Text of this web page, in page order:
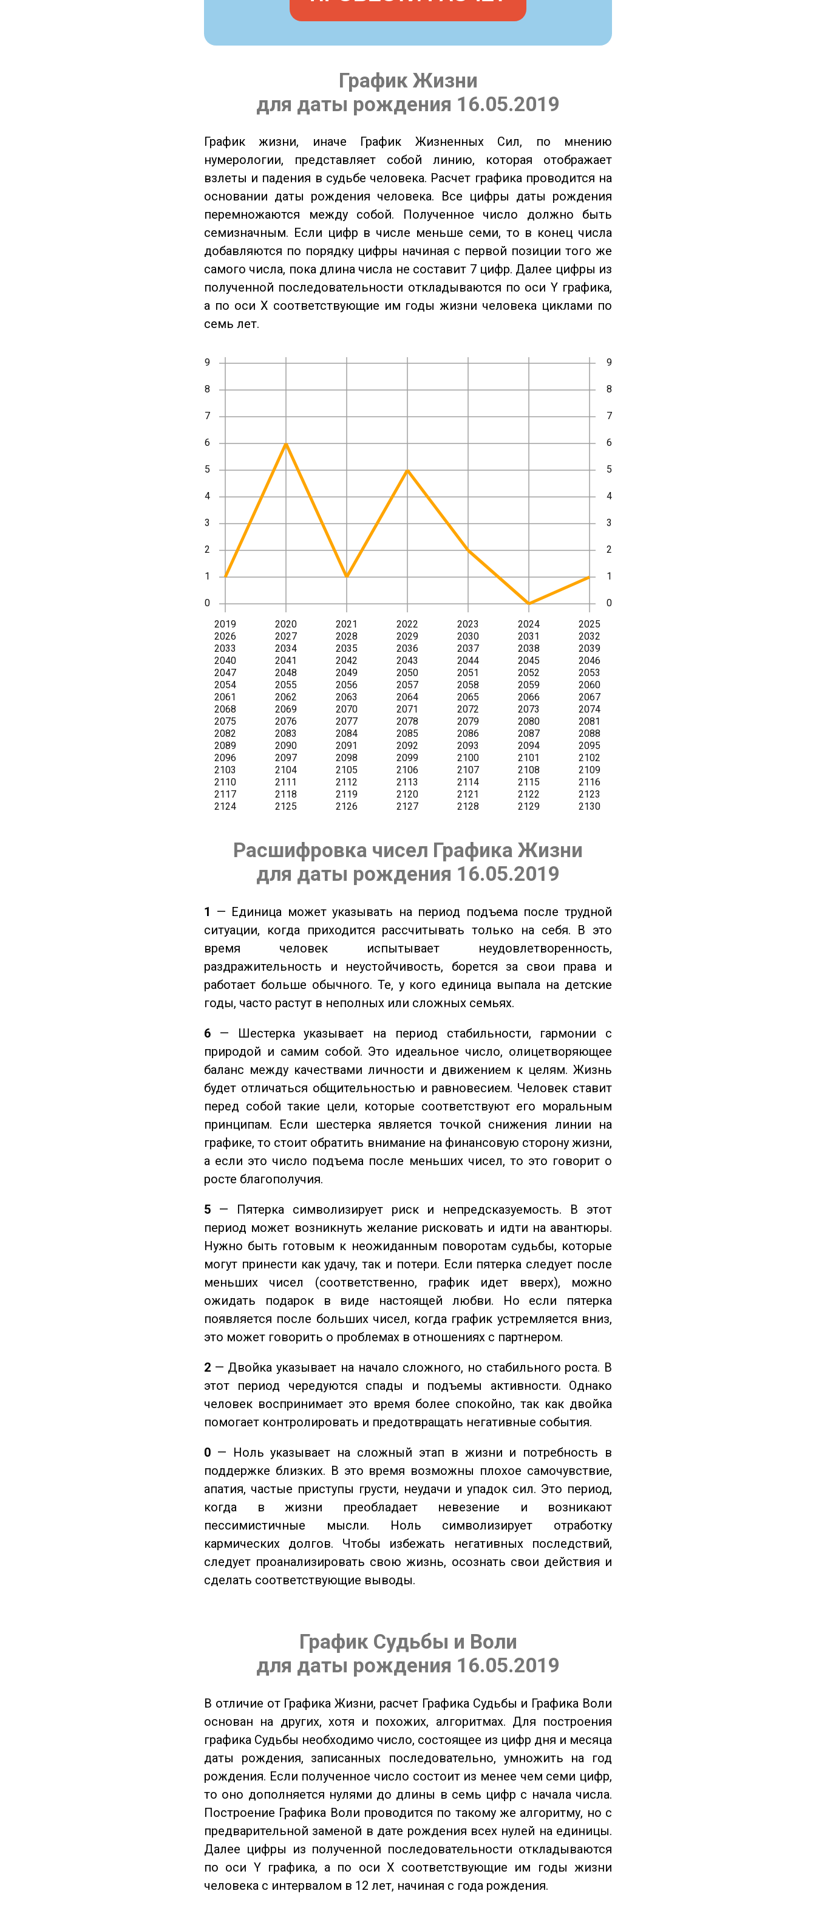
График Жизни
для даты рождения 16.05.2019
График жизни, иначе График Жизненных Сил, по мнению
нумерологии, представляет собой линию, которая отображает
взлеты и падения в судьбе человека. Расчет графика проводится на
основании даты рождения человека. Все цифры даты рождения
перемножаются между собой. Полученное число должно быть
семизначным. Если цифр в числе меньше семи, то в конец числа
добавляются по порядку цифры начиная с первой позиции того же
самого числа, пока длина числа не составит 7 цифр. Далее цифры из
полученной последовательности откладываются по оси Y графика,
а по оси X соответствующие им годы жизни человека циклами по
семь лет.
Расшифровка чисел Графика Жизни
для даты рождения 16.05.2019
1 — Единица может указывать на период подъема после трудной
ситуации, когда приходится рассчитывать только на себя. В это
время человек испытывает неудовлетворенность,
раздражительность и неустойчивость, борется за свои права и
работает больше обычного. Те, у кого единица выпала на детские
годы, часто растут в неполных или сложных семьях.
6 — Шестерка указывает на период стабильности, гармонии с
природой и самим собой. Это идеальное число, олицетворяющее
баланс между качествами личности и движением к целям. Жизнь
будет отличаться общительностью и равновесием. Человек ставит
перед собой такие цели, которые соответствуют его моральным
принципам. Если шестерка является точкой снижения линии на
графике, то стоит обратить внимание на финансовую сторону жизни,
а если это число подъема после меньших чисел, то это говорит о
росте благополучия.
5 — Пятерка символизирует риск и непредсказуемость. В этот
период может возникнуть желание рисковать и идти на авантюры.
Нужно быть готовым к неожиданным поворотам судьбы, которые
могут принести как удачу, так и потери. Если пятерка следует после
меньших чисел (соответственно, график идет вверх), можно
ожидать подарок в виде настоящей любви. Но если пятерка
появляется после больших чисел, когда график устремляется вниз,
это может говорить о проблемах в отношениях с партнером.
2 — Двойка указывает на начало сложного, но стабильного роста. В
этот период чередуются спады и подъемы активности. Однако
человек воспринимает это время более спокойно, так как двойка
помогает контролировать и предотвращать негативные события.
0 — Ноль указывает на сложный этап в жизни и потребность в
поддержке близких. В это время возможны плохое самочувствие,
апатия, частые приступы грусти, неудачи и упадок сил. Это период,
когда в жизни преобладает невезение и возникают
пессимистичные мысли. Ноль символизирует отработку
кармических долгов. Чтобы избежать негативных последствий,
следует проанализировать свою жизнь, осознать свои действия и
сделать соответствующие выводы.
График Судьбы и Воли
для даты рождения 16.05.2019
В отличие от Графика Жизни, расчет Графика Судьбы и Графика Воли
основан на других, хотя и похожих, алгоритмах. Для построения
графика Судьбы необходимо число, состоящее из цифр дня и месяца
даты рождения, записанных последовательно, умножить на год
рождения. Если полученное число состоит из менее чем семи цифр,
то оно дополняется нулями до длины в семь цифр с начала числа.
Построение Графика Воли проводится по такому же алгоритму, но с
предварительной заменой в дате рождения всех нулей на единицы.
Далее цифры из полученной последовательности откладываются
по оси Y графика, а по оси X соответствующие им годы жизни
человека с интервалом в 12 лет, начиная с года рождения.